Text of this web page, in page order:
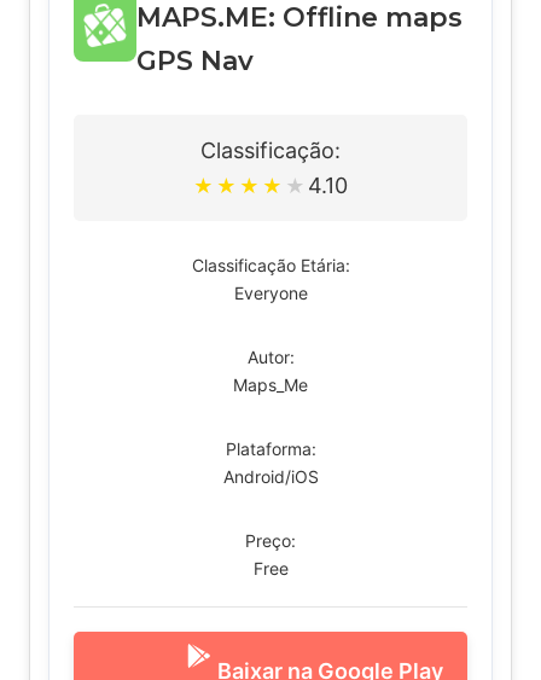
MAPS.ME: Offline maps
GPS Nav
Classificação:
★ ★ ★ ★ ★ 4.10
Classificação Etária:
Everyone
Autor:
Maps_Me
Plataforma:
Android/iOS
Preço:
Free
Baixar na Google Play